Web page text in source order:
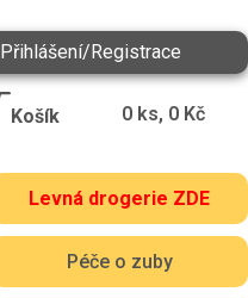
Přihlášení/Registrace
Košík 0 ks, 0 Kč
Levná drogerie ZDE
Péče o zuby